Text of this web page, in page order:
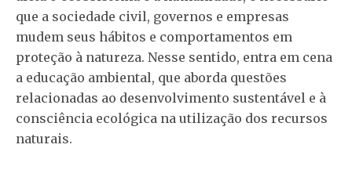
que a sociedade civil, governos e empresas
mudem seus hábitos e comportamentos em
proteção à natureza. Nesse sentido, entra em cena
a educação ambiental, que aborda questões
relacionadas ao desenvolvimento sustentável e à
consciência ecológica na utilização dos recursos
naturais.